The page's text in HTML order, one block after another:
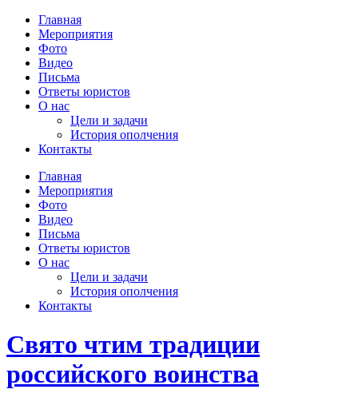
Главная
Мероприятия
Фото
Видео
Письма
Ответы юристов
О нас
Цели и задачи
История ополчения
Контакты
Главная
Мероприятия
Фото
Видео
Письма
Ответы юристов
О нас
Цели и задачи
История ополчения
Контакты
Свято чтим традиции
российского воинства